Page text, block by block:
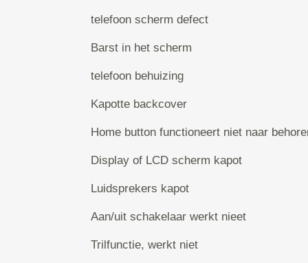
telefoon scherm defect
Barst in het scherm
telefoon behuizing
Kapotte backcover
Home button functioneert niet naar
Display of LCD scherm kapot
Luidsprekers kapot
Aan/uit schakelaar werkt nieet
Trilfunctie, werkt niet